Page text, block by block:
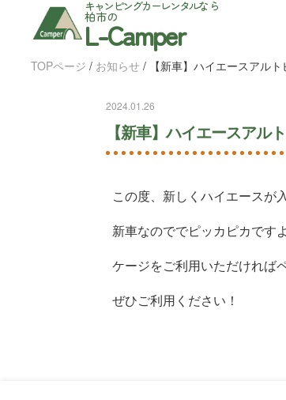
キャンピングカーレンタルなら
柏市の
L-Camper
TOPページ / お知らせ / 【新車】ハイエースアル
2024.01.26
【新車】ハイエースアル
この度、新しくハイエースが
新車なのででピッカピカです
ケージをご利用いただければ
ぜひご利用ください！